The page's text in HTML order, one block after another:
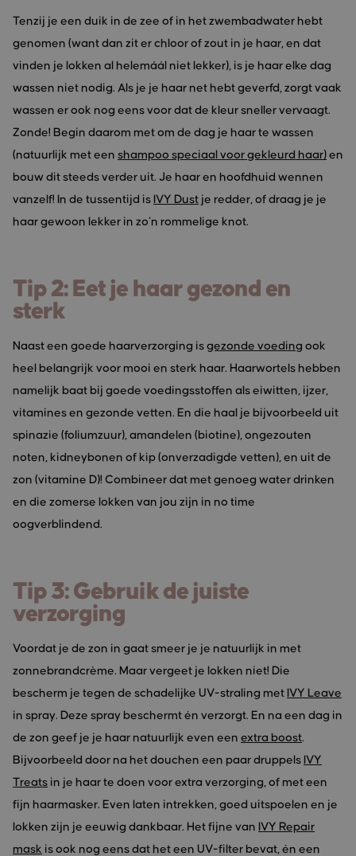
Tenzij je een duik in de zee of in het zwembadwater hebt
genomen (want dan zit er chloor of zout in je haar, en dat
vinden je lokken al helemáál niet lekker), is je haar elke dag
wassen niet nodig. Als je je haar net hebt geverfd, zorgt vaak
wassen er ook nog eens voor dat de kleur sneller vervaagt.
Zonde! Begin daarom met om de dag je haar te wassen
(natuurlijk met een shampoo speciaal voor gekleurd haar) en
bouw dit steeds verder uit. Je haar en hoofdhuid wennen
vanzelf! In de tussentijd is IVY Dust je redder, of draag je je
haar gewoon lekker in zo’n rommelige knot.
Tip 2: Eet je haar gezond en
sterk
Naast een goede haarverzorging is gezonde voeding ook
heel belangrijk voor mooi en sterk haar. Haarwortels hebben
namelijk baat bij goede voedingsstoffen als eiwitten, ijzer,
vitamines en gezonde vetten. En die haal je bijvoorbeeld uit
spinazie (foliumzuur), amandelen (biotine), ongezouten
noten, kidneybonen of kip (onverzadigde vetten), en uit de
zon (vitamine D)! Combineer dat met genoeg water drinken
en die zomerse lokken van jou zijn in no time
oogverblindend.
Tip 3: Gebruik de juiste
verzorging
Voordat je de zon in gaat smeer je je natuurlijk in met
zonnebrandcrème. Maar vergeet je lokken niet! Die
bescherm je tegen de schadelijke UV-straling met IVY Leave
in spray. Deze spray beschermt én verzorgt. En na een dag in
de zon geef je je haar natuurlijk even een extra boost.
Bijvoorbeeld door na het douchen een paar druppels IVY
Treats in je haar te doen voor extra verzorging, of met een
fijn haarmasker. Even laten intrekken, goed uitspoelen en je
lokken zijn je eeuwig dankbaar. Het fijne van IVY Repair
mask is ook nog eens dat het een UV-filter bevat, én een